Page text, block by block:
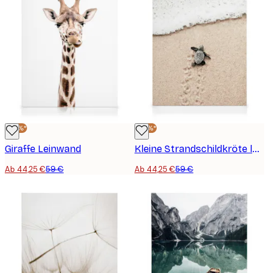
-25%*
Giraffe Leinwand
Ab 44,25 €59 €
-25%*
Kleine Strandschildkröte leinwand
Ab 44,25 €59 €